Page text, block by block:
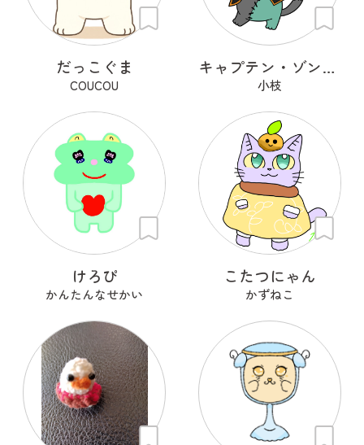
だっこぐま
COUCOU
キャプテン・ゾンニャック
小枝
けろぴ
かんたんなせかい
こたつにゃん
かずねこ